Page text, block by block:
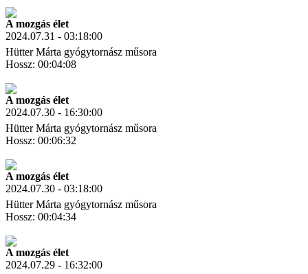
A mozgás élet
2024.07.31 - 03:18:00
Hütter Márta gyógytornász műsora
Hossz: 00:04:08
A mozgás élet
2024.07.30 - 16:30:00
Hütter Márta gyógytornász műsora
Hossz: 00:06:32
A mozgás élet
2024.07.30 - 03:18:00
Hütter Márta gyógytornász műsora
Hossz: 00:04:34
A mozgás élet
2024.07.29 - 16:32:00